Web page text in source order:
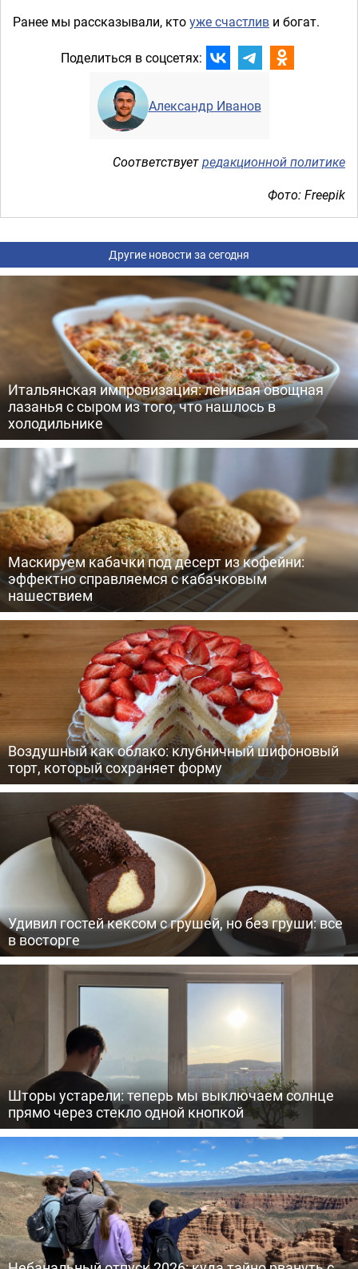
Ранее мы рассказывали, ктоуже счастлив и богат.
Поделиться в соцсетях:
Александр Иванов
Соответствуетредакционной политике
Фото: Freepik
Другие новости за сегодня
Итальянская импровизация: ленивая овощная
лазанья с сыром из того, что нашлось в
холодильнике
Маскируем кабачки под десерт из кофейни:
эффектно справляемся с кабачковым
нашествием
Воздушный как облако: клубничный шифоновый
торт, который сохраняет форму
Удивил гостей кексом с грушей, но без груши: все
в восторге
Шторы устарели: теперь мы выключаем солнце
прямо через стекло одной кнопкой